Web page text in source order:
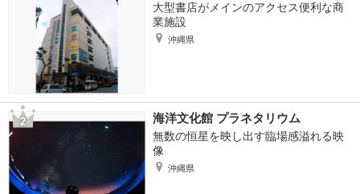
大型書店がメインのアクセス便利な商
業施設
沖縄県
海洋文化館 プラネタリウム
無数の恒星を映し出す臨場感溢れる映
像
沖縄県